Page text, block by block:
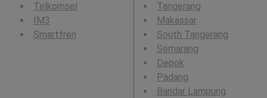
Telkomsel
IM3
Smartfren
Tangerang
Makassar
South Tangerang
Semarang
Depok
Padang
Bandar Lampung